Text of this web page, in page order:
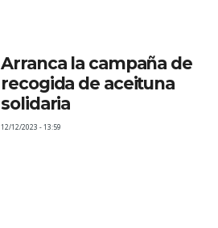
Arranca la campaña de
recogida de aceituna
solidaria
12/12/2023 - 13:59